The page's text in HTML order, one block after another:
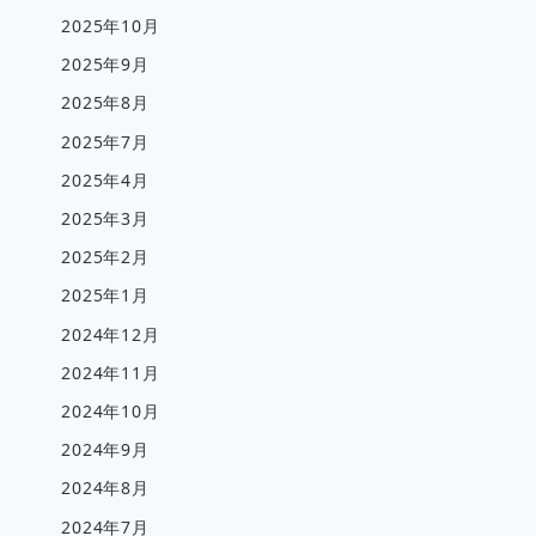
2025年10月
2025年9月
2025年8月
2025年7月
2025年4月
2025年3月
2025年2月
2025年1月
2024年12月
2024年11月
2024年10月
2024年9月
2024年8月
2024年7月